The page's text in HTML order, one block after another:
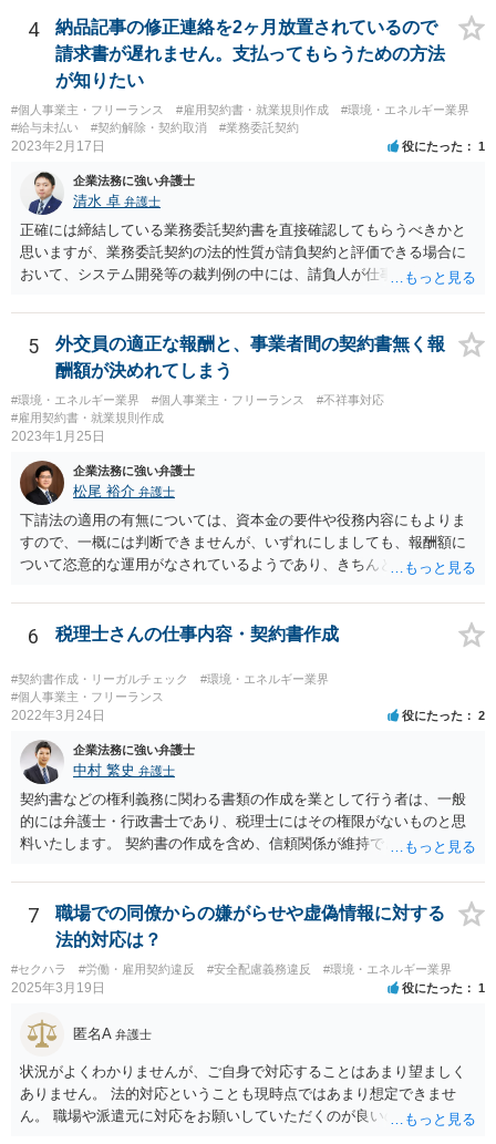
4
納品記事の修正連絡を2ヶ月放置されているので
請求書が遅れません。支払ってもらうための方法
が知りたい
#個人事業主・フリーランス #雇用契約書・就業規則作成
#環境・エネルギー業界
#給与未払い
#契約解除・契約取消 #業務委託契約
2023年2月17日 役にたった 1
企業法務に強い弁護士
清水 卓 弁護士
正確には締結している業務委託契約書を直接確認してもらうべきかと
思いますが、業務委託契約の法的性質が請負契約と評価できる場合に
おいて、システム開発等の裁判例の中には、請負人が仕事を完成させ
まで終えているか否かを基準として判断すべきであるという見解を示
しているものがあります。 このような見解を踏まえ、あなたのケー
スでも、予定していた最後の工程まで終えており、仕事は完成してい
る等と主張して行くことが考えられます。 もっとも、相手方はこの
ような見解は本件にはあてはまらない等を理由に、仕事の完成を認め
ないことが想定されます。 そのような場合には、裁判所に民事調停
もしれません。 いずれにしても、一度、業務委託契約書や納品した
記事等の証拠を持参の上、お住まいの地域の弁護士に直接相談してみ
てはいかがでしょうか。
5
外交員の適正な報酬と、事業者間の契約書無く報
酬額が決めれてしまう
#環境・エネルギー業界 #個人事業主・フリーランス
#不祥事対応
#雇用契約書・就業規則作成
2023年1月25日
企業法務に強い弁護士
松尾 裕介 弁護士
下請法の適用の有無については、資本金の要件や役務内容にもよりま
すので、一概には判断できませんが、いずれにしましても、報酬額に
ついて恣意的な運用がなされているようであり、きちんとした契約書
適用がある場合には、著しく低い下請代金を不当に定めることは禁止
されますが、そうでない場合には、基本的には、双方の合意に基づく
ことになります。 恣意的な運用による報酬の減額分については、当
初の合意に基づき報酬額の支払いが認められる余地があると考えられ
ます。
6 税理士さんの仕事内容・契約書作成
#契約書作成・リーガルチェック
#環境・エネルギー業界
#個人事業主・フリーランス
2022年3月24日 役にたった 2
企業法務に強い弁護士
中村 繁史 弁護士
契約書などの権利義務に関わる書類の作成を業として行う者は、一般
的には弁護士・行政書士であり、税理士にはその権限がないものと思
料いたします。 契約書の作成を含め、信頼関係が維持できないのであ
7
職場での同僚からの嫌がらせや虚偽情報に対する
法的対応は？
#セクハラ #労働・雇用契約違反 #安全配慮義務違反 #環境・エネルギー業界
2025年3月19日 役にたった 1
匿名A 弁護士
状況がよくわかりませんが、ご自身で対応することはあまり望ましく
ありません。 法的対応ということも現時点ではあまり想定できませ
ん。 職場や派遣元に対応をお願いしていただくのが良いのではないで